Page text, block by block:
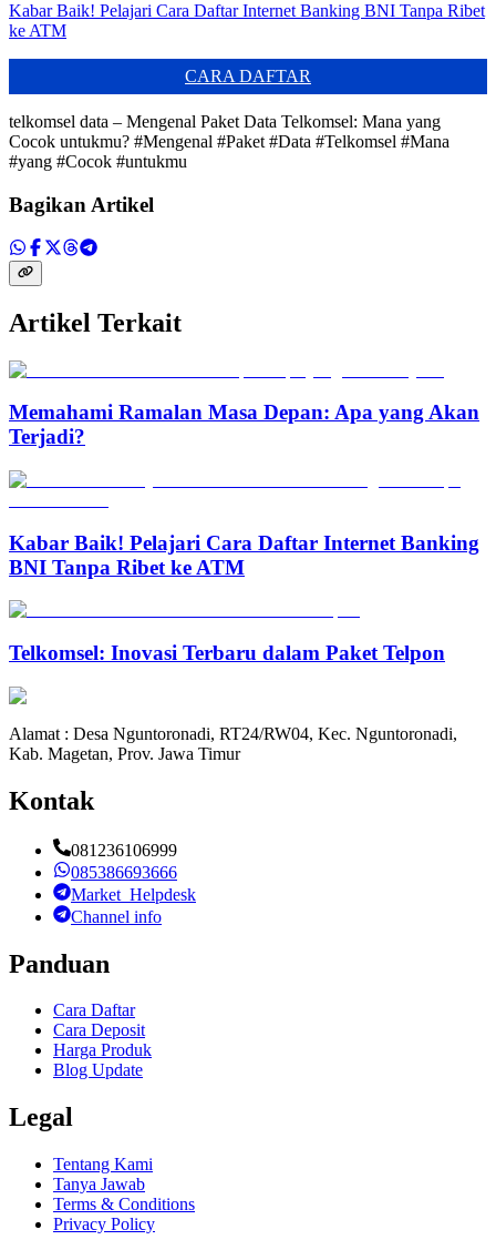
Kabar Baik! Pelajari Cara Daftar Internet Banking BNI Tanpa Ribet
ke ATM
CARA DAFTAR
telkomsel data – Mengenal Paket Data Telkomsel: Mana yang
Cocok untukmu? #Mengenal #Paket #Data #Telkomsel #Mana
#yang #Cocok #untukmu
Bagikan Artikel
Artikel Terkait
Memahami Ramalan Masa Depan: Apa yang Akan
Terjadi?
Kabar Baik! Pelajari Cara Daftar Internet Banking
BNI Tanpa Ribet ke ATM
Telkomsel: Inovasi Terbaru dalam Paket Telpon
Alamat : Desa Nguntoronadi, RT24/RW04, Kec. Nguntoronadi,
Kab. Magetan, Prov. Jawa Timur
Kontak
081236106999
085386693666
Market_Helpdesk
Channel info
Panduan
Cara Daftar
Cara Deposit
Harga Produk
Blog Update
Legal
Tentang Kami
Tanya Jawab
Terms & Conditions
Privacy Policy